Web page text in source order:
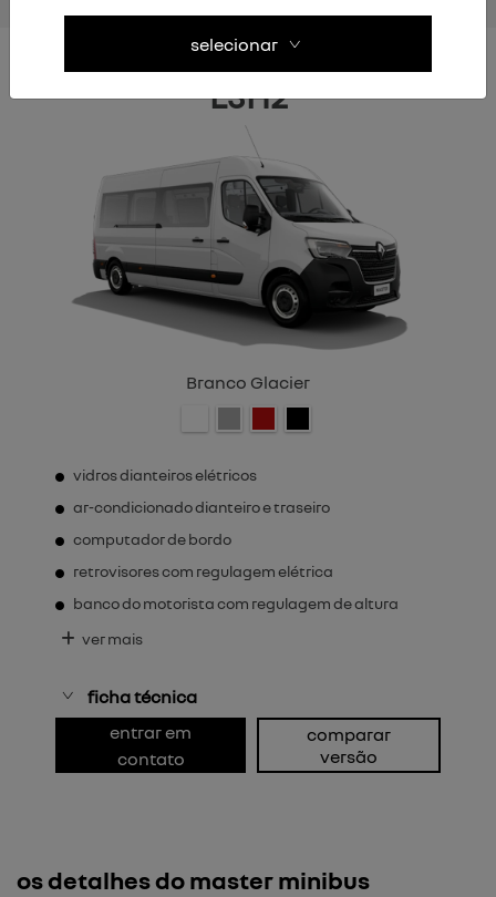
L3H2
Branco Glacier
vidros dianteiros elétricos
ar-condicionado dianteiro e traseiro
computador de bordo
retrovisores com regulagem elétrica
banco do motorista com regulagem de altura
ver mais
ficha técnica
entrar em
contato
comparar
versão
os detalhes do master minibus
selecionar